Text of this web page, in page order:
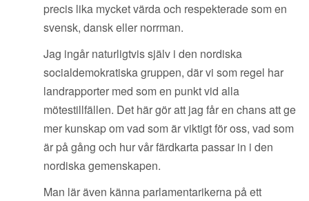
precis lika mycket värda och respekterade som en
svensk, dansk eller norrman.
Jag ingår naturligtvis själv i den nordiska
socialdemokratiska gruppen, där vi som regel har
landrapporter med som en punkt vid alla
mötestillfällen. Det här gör att jag får en chans att ge
mer kunskap om vad som är viktigt för oss, vad som
är på gång och hur vår färdkarta passar in i den
nordiska gemenskapen.
Man lär även känna parlamentarikerna på ett